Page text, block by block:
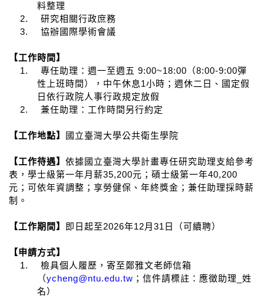
料整理
2. 研究相關行政庶務
3. 協辦國際學術會議
【工作時間】
1. 專任助理：週一至週五 9:00~18:00 （8:00-9:00彈
性上班時間），中午休息1小時；週休二日、國定假
日依行政院人事行政規定放假
2. 兼任助理：工作時間另行約定
【工作地點】 國立臺灣大學公共衛生學院
【工作待遇】 依據國立臺灣大學計畫專任研究助理支給參考
表，學士級第一年月薪35,200元；碩士級第一年40,200
元；可依年資調整；享勞健保、年終獎金；兼任助理採時薪
制。
【工作期間】 即日起至2026年12月 31 日（可續聘）
【申請方式】
1.
檢具個人履歷，寄至鄭雅文老師信箱
（ycheng@ntu.edu.tw ；信件請標註：應徵助理
姓
名）